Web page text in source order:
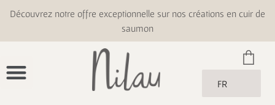
Découvrez notre offre exceptionnelle sur nos créations en cuir de
saumon
FR